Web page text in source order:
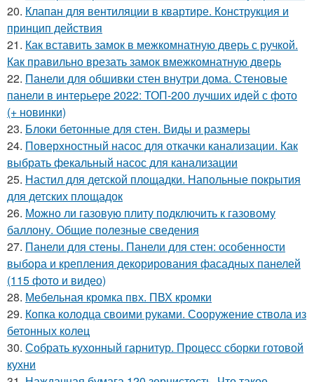
20. Клапан для вентиляции в квартире. Конструкция и
принцип действия
21. Как вставить замок в межкомнатную дверь с ручкой.
Как правильно врезать замок вмежкомнатную дверь
22. Панели для обшивки стен внутри дома. Стеновые
панели в интерьере 2022: ТОП-200 лучших идей с фото
(+ новинки)
23. Блоки бетонные для стен. Виды и размеры
24. Поверхностный насос для откачки канализации. Как
выбрать фекальный насос для канализации
25. Настил для детской площадки. Напольные покрытия
для детских площадок
26. Можно ли газовую плиту подключить к газовому
баллону. Общие полезные сведения
27. Панели для стены. Панели для стен: особенности
выбора и крепления декорирования фасадных панелей
(115 фото и видео)
28. Мебельная кромка пвх. ПВХ кромки
29. Копка колодца своими руками. Сооружение ствола из
бетонных колец
30. Собрать кухонный гарнитур. Процесс сборки готовой
кухни